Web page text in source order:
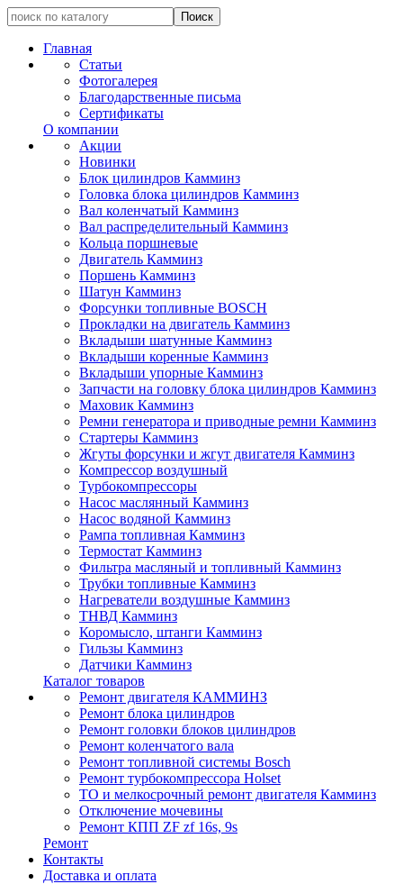
Главная
Статьи
Фотогалерея
Благодарственные письма
Сертификаты
О компании
Акции
Новинки
Блок цилиндров Камминз
Головка блока цилиндров Камминз
Вал коленчатый Камминз
Вал распределительный Камминз
Кольца поршневые
Двигатель Камминз
Поршень Камминз
Шатун Камминз
Форсунки топливные BOSCH
Прокладки на двигатель Камминз
Вкладыши шатунные Камминз
Вкладыши коренные Камминз
Вкладыши упорные Камминз
Запчасти на головку блока цилиндров Камминз
Маховик Камминз
Ремни генератора и приводные ремни Камминз
Стартеры Камминз
Жгуты форсунки и жгут двигателя Камминз
Компрессор воздушный
Турбокомпрессоры
Насос маслянный Камминз
Насос водяной Камминз
Рампа топливная Камминз
Термостат Камминз
Фильтра масляный и топливный Камминз
Трубки топливные Камминз
Нагреватели воздушные Камминз
ТНВД Камминз
Коромысло, штанги Камминз
Гильзы Камминз
Датчики Камминз
Каталог товаров
Ремонт двигателя КАММИНЗ
Ремонт блока цилиндров
Ремонт головки блоков цилиндров
Ремонт коленчатого вала
Ремонт топливной системы Bosch
Ремонт турбокомпрессора Holset
ТО и мелкосрочный ремонт двигателя Камминз
Отключение мочевины
Ремонт КПП ZF zf 16s, 9s
Ремонт
Контакты
Доставка и оплата